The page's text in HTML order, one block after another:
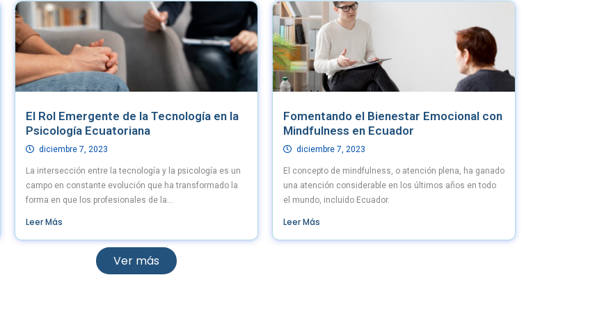
El Rol Emergente de la Tecnología en la
Psicología Ecuatoriana
diciembre 7, 2023
La intersección entre la tecnología y la psicología es un
campo en constante evolución que ha transformado la
forma en que los profesionales de la...
Leer Más
Fomentando el Bienestar Emocional con
Mindfulness en Ecuador
diciembre 7, 2023
El concepto de mindfulness, o atención plena, ha ganado
una atención considerable en los últimos años en todo
el mundo, incluido Ecuador.
Leer Más
Ver más